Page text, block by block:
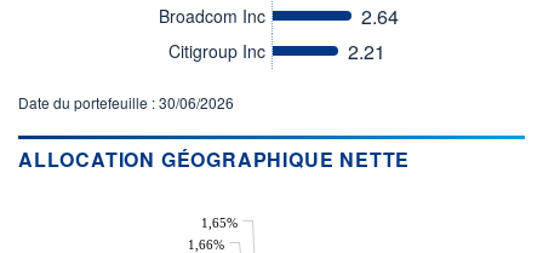
PEA-PME BOURSOVIE LUX
Non éligible Boursobank
ACTIF NET (EUR)
1 705M / 31.07.26
Broadcom Inc 2.64
Citigroup Inc 2.21
Date du portefeuille : 30/06/2026
ALLOCATION GÉOGRAPHIQUE NETTE
1,66%
1,65%